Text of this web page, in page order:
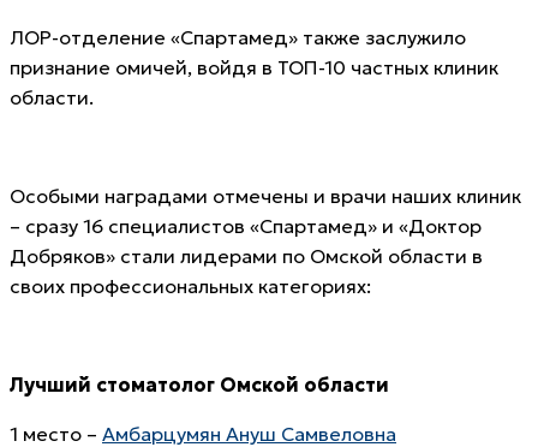
ЛОР-отделение «Спартамед» также заслужило
признание омичей, войдя в ТОП-10 частных клиник
области.
Особыми наградами отмечены и врачи наших клиник
– сразу 16 специалистов «Спартамед» и «Доктор
Добряков» стали лидерами по Омской области в
своих профессиональных категориях:
Лучший стоматолог Омской области
1 место – Амбарцумян Ануш Самвеловна